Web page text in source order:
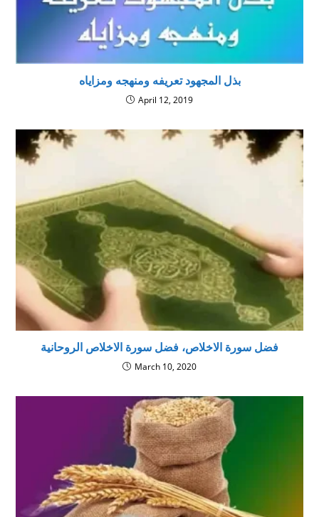
بذل المجهود تعريفه ومنهجه ومزاياه
April 12, 2019
فضل سورة الاخلاص، فضل سورة الاخلاص الروحانية
March 10, 2020